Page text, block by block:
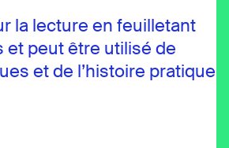
la lecture en feuilletant
et peut être utilisé de
et de l’histoire pratique